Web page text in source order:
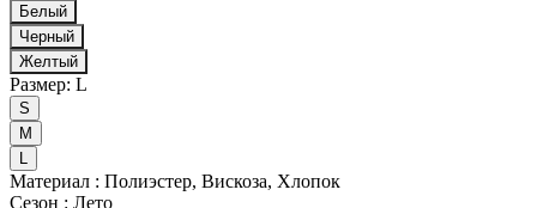
Белый
Черный
Желтый
Размер: L
S
M
L
Материал : Полиэстер, Вискоза, Хлопок
Сезон : Лето